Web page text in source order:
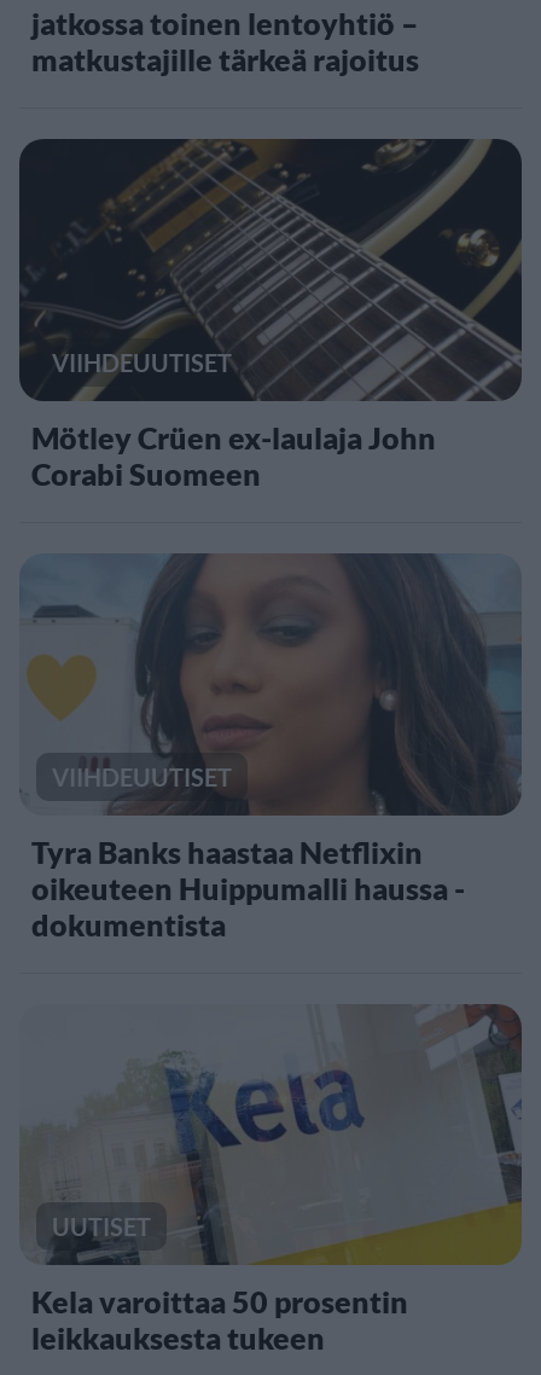
jatkossa toinen lentoyhtiö –
matkustajille tärkeä rajoitus
VIIHDEUUTISET
Mötley Crüen ex-laulaja John
Corabi Suomeen
VIIHDEUUTISET
Tyra Banks haastaa Netflixin
oikeuteen Huippumalli haussa -
dokumentista
UUTISET
Kela varoittaa 50 prosentin
leikkauksesta tukeen